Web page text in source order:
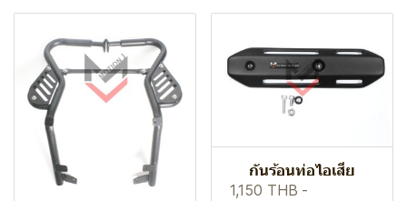
กันร้อนท่อไอเสีย
1,150 THB -